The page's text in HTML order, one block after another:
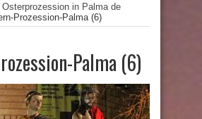
Osterprozession in Palma de
Prozession-Palma (6)
Palma (6)